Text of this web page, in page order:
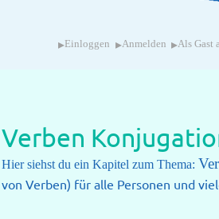
▸ Einloggen ▸Anmelden ▸Als Gast
Verben
Hier siehst du ein Kapitel zum Thema:
von Verben) für alle Personen und